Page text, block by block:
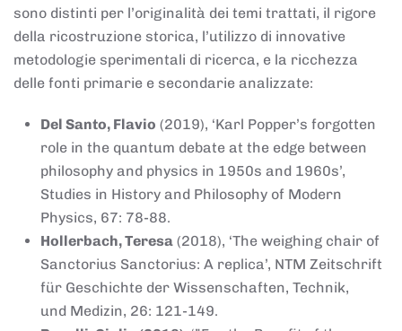
sono distinti per l’originalità dei temi trattati, il rigore
della ricostruzione storica, l’utilizzo di innovative
metodologie sperimentali di ricerca, e la ricchezza
delle fonti primarie e secondarie analizzate:
Del Santo, Flavio (2019), ‘Karl Popper’s forgotten
role in the quantum debate at the edge between
philosophy and physics in 1950s and 1960s’,
Studies in History and Philosophy of Modern
Physics, 67: 78-88.
Hollerbach, Teresa (2018), ‘The weighing chair of
Sanctorius Sanctorius: A replica’, NTM Zeitschrift
für Geschichte der Wissenschaften, Technik,
und Medizin, 26: 121-149.